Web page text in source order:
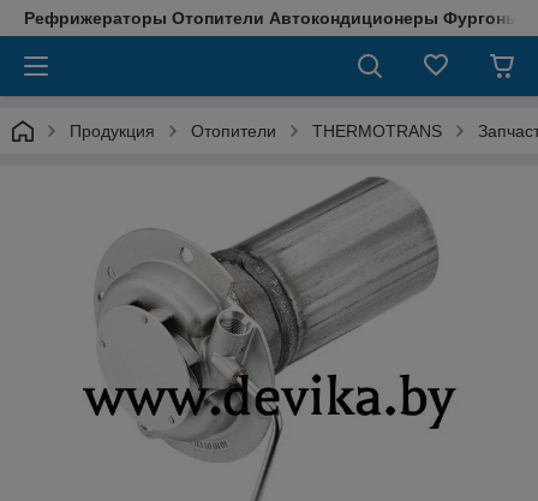
Рефрижераторы Отопители Автокондиционеры Фургоны
Продукция Отопители THERMOTRANS